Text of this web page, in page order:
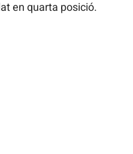
en quarta posició.